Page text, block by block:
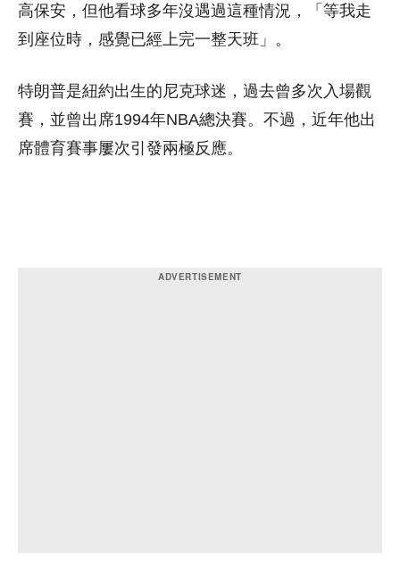
高保安，但他看球多年沒遇過這種情況，「等我走
到座位時，感覺已經上完一整天班」。
特朗普是紐約出生的尼克球迷，過去曾多次入場觀
賽，並曾出席1994年NBA總決賽。不過，近年他出
席體育賽事屢次引發兩極反應。